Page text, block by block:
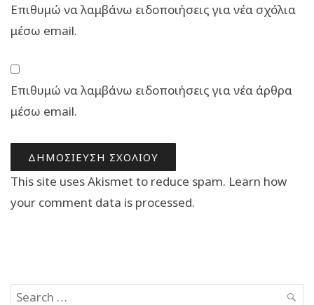
Επιθυμώ να λαμβάνω ειδοποιήσεις για νέα σχόλια
μέσω email.
Επιθυμώ να λαμβάνω ειδοποιήσεις για νέα άρθρα
μέσω email.
This site uses Akismet to reduce spam. Learn how
your comment data is processed.
Search